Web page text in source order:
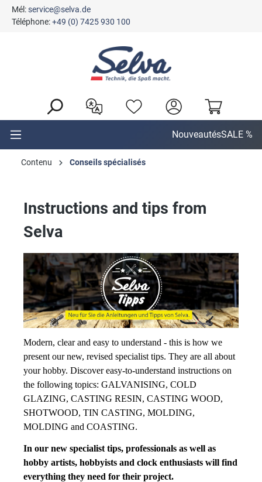
principal
Mél:service@selva.de
Téléphone:+49 (0) 7425 930 100
NouveautésSALE %
Contenu Conseils spécialisés
Instructions and tips from
Selva
Modern, clear and easy to understand - this is how we
present our new, revised specialist tips. They are all about
your hobby. Discover easy-to-understand instructions on
the following topics: GALVANISING, COLD
GLAZING, CASTING RESIN, CASTING WOOD,
SHOTWOOD, TIN CASTING, MOLDING,
MOLDING and COASTING.
In our new specialist tips, professionals as well as
hobby artists, hobbyists and clock enthusiasts will find
everything they need for their project.